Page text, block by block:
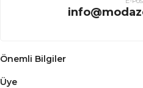
Önemli Bilgiler
Üye